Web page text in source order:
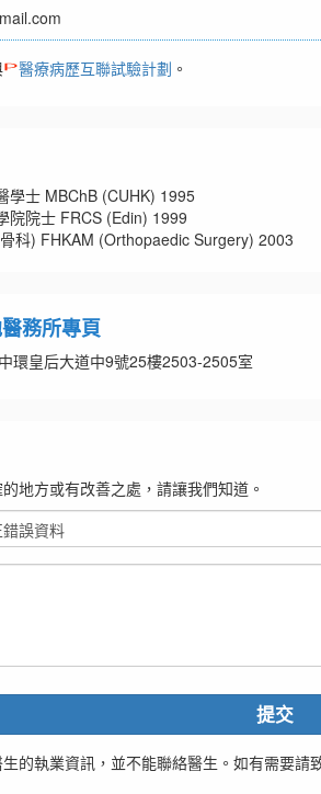
醫療病歷互聯試驗計劃 。
學士 MBChB (CUHK) 1995
院院士 FRCS (Edin) 1999
科) FHKAM (Orthopaedic Surgery) 2003
務所專頁
環皇后大道中9號25樓2503-2505室
地方或有改善之處，請讓我們知道。
提交
的執業資訊，並不能聯絡醫生。如有需要請